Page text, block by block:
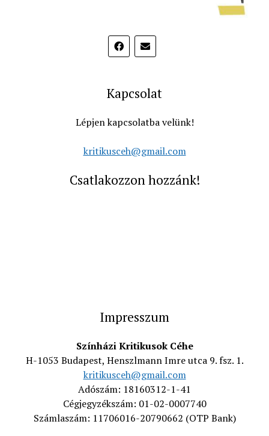
Kapcsolat
Lépjen kapcsolatba velünk!
kritikusceh@gmail.com
Csatlakozzon hozzánk!
Impresszum
Színházi Kritikusok Céhe
H-1053 Budapest, Henszlmann Imre utca 9. fsz. 1.
kritikusceh@gmail.com
Adószám: 18160312-1-41
Cégjegyzékszám: 01-02-0007740
Számlaszám: 11706016-20790662 (OTP Bank)